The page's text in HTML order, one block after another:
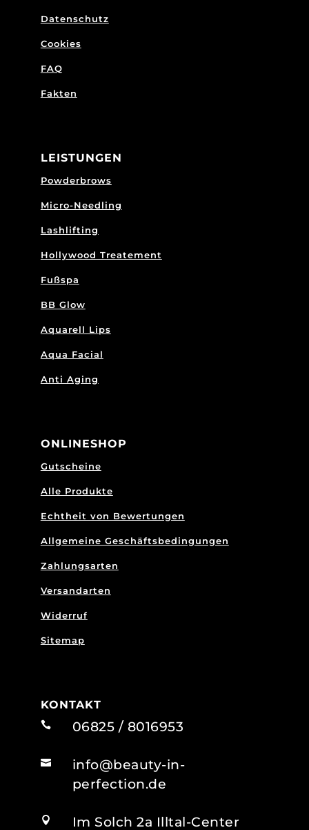
Datenschutz
Cookies
FAQ
Fakten
LEISTUNGEN
Powderbrows
Micro-Needling
Lashlifting
Hollywood Treatement
Fußspa
BB Glow
Aquarell Lips
Aqua Facial
Anti Aging
ONLINESHOP
Gutscheine
Alle Produkte
Echtheit von Bewertungen
Allgemeine Geschäftsbedingungen
Zahlungsarten
Versandarten
Widerruf
Sitemap
KONTAKT
 06825 / 8016953

info@beauty-in-
perfection.de
 Im Solch 2a Illtal-Center